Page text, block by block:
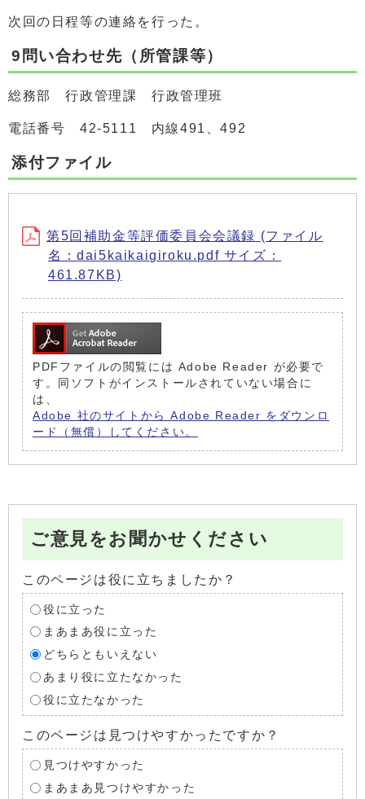
次回の日程等の連絡を行った。
9問い合わせ先（所管課等）
総務部 行政管理課 行政管理班
電話番号 42-5111 内線491、492
添付ファイル
第5回補助金等評価委員会会議録 (ファイル
名：dai5kaikaigiroku.pdf サイズ：
461.87KB)
PDFファイルの閲覧には Adobe Reader が必要で
す。同ソフトがインストールされていない場合に
は、
Adobe 社のサイトから Adobe Reader をダウンロ
ード（無償）してください。
ご意見をお聞かせください
このページは役に立ちましたか？
役に立った
まあまあ役に立った
どちらともいえない
あまり役に立たなかった
役に立たなかった
このページは見つけやすかったですか？
見つけやすかった
まあまあ見つけやすかった